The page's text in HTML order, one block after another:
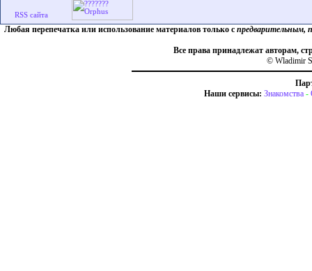
Любая перепечатка или использование материалов только с предварительным,
Все права принадлежат авторам,
© Wladimir
Наши сервисы: Знакомства -